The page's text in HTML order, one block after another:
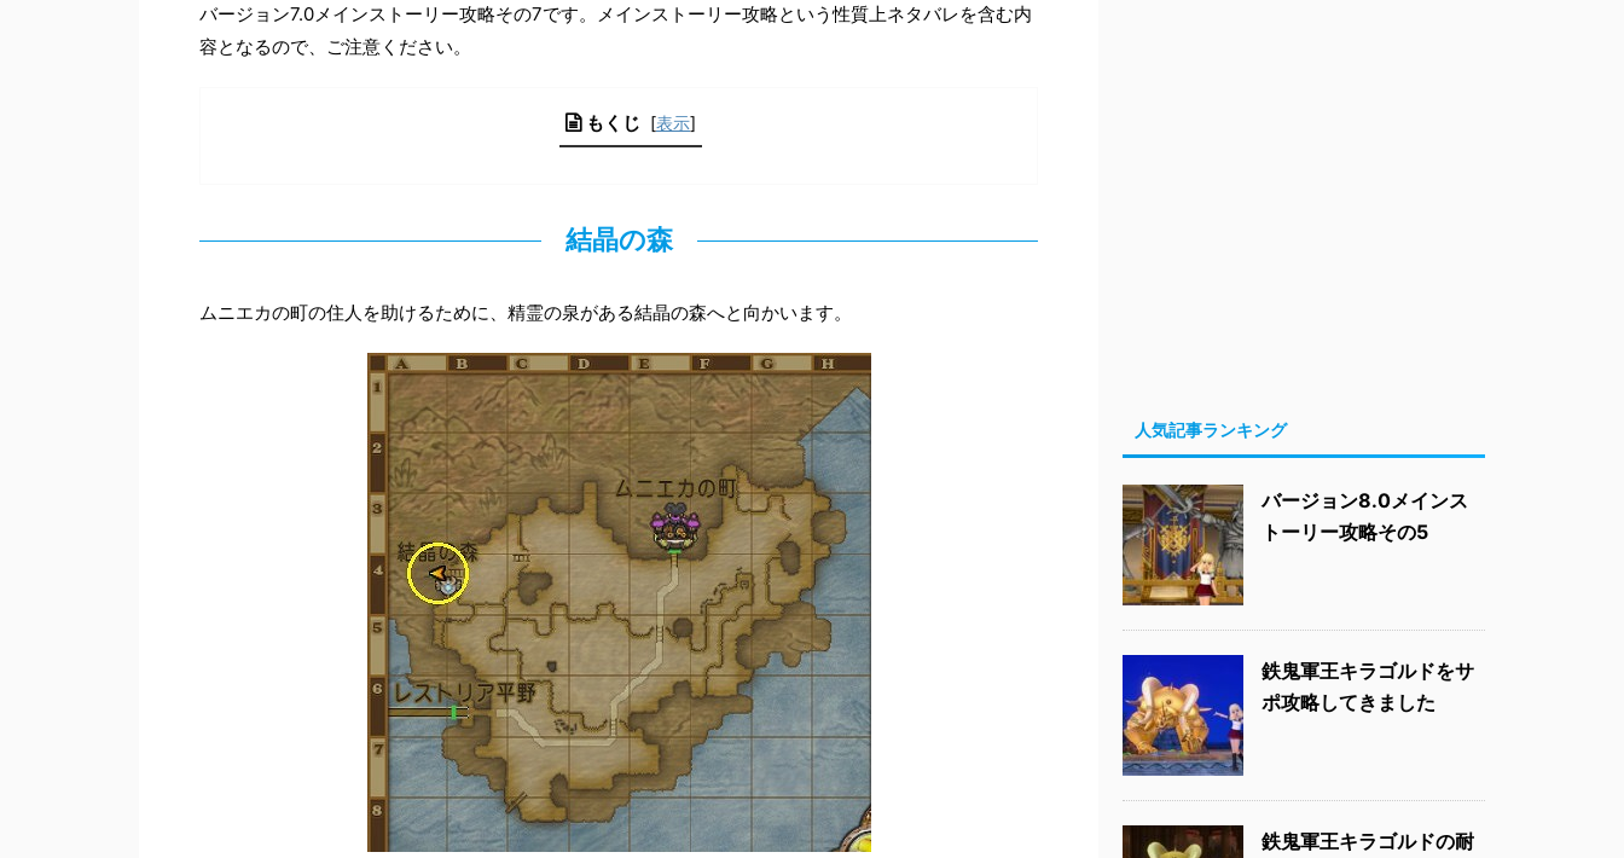
バージョン7.0メインストーリー攻略その7です。メインストーリー攻略という性質上ネタバレを含む内
容となるので、ご注意ください。
もくじ [表示]
結晶の森
ムニエカの町の住人を助けるために、精霊の泉がある結晶の森へと向かいます。
人気記事ランキング
バージョン8.0メインス
トーリー攻略その5
鉄鬼軍王キラゴルドをサ
ポ攻略してきました
鉄鬼軍王キラゴルドの耐